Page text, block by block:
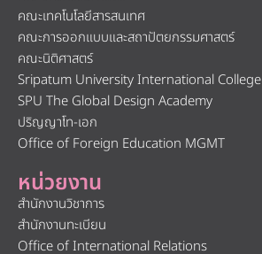
คณะเทคโนโลยีสารสนเทศ
คณะการออกแบบและสถาปัตยกรรมศาสตร์
คณะนิติศาสตร์
Sripatum University International College
SPU The Global Design Academy
ปริญญาโท-เอก
Office of Foreign Education MGMT
หน่วยงาน
สำนักงานวิชาการ
สำนักงานทะเบียน
Office of International Relations